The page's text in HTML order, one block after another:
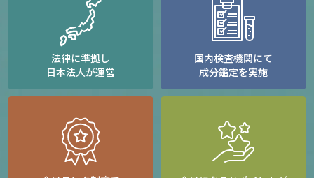
法律に準拠し
日本法人が運営
国内検査機関にて
成分鑑定を実施